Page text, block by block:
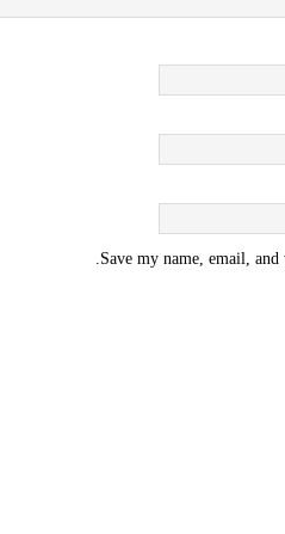
Save my name, email,